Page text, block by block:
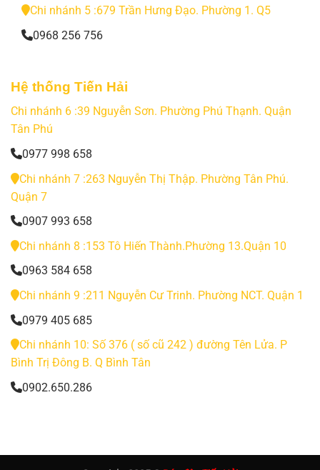
Chi nhánh 5 :679 Trần Hưng Đạo. Phường 1. Q5
0968 256 756
Hệ thống Tiến Hải
Chi nhánh 6 :39 Nguyễn Sơn. Phường Phú Thạnh. Quận
Tân Phú
0977 998 658
Chi nhánh 7 :263 Nguyễn Thị Thập. Phường Tân Phú.
Quận 7
0907 993 658
Chi nhánh 8 :153 Tô Hiến Thành.Phường 13.Quận 10
0963 584 658
Chi nhánh 9 :211 Nguyễn Cư Trinh. Phường NCT. Quận 1
0979 405 685
Chi nhánh 10: Số 376 ( số cũ 242 ) đường Tên Lửa. P
Bình Trị Đông B. Q Bình Tân
0902.650.286